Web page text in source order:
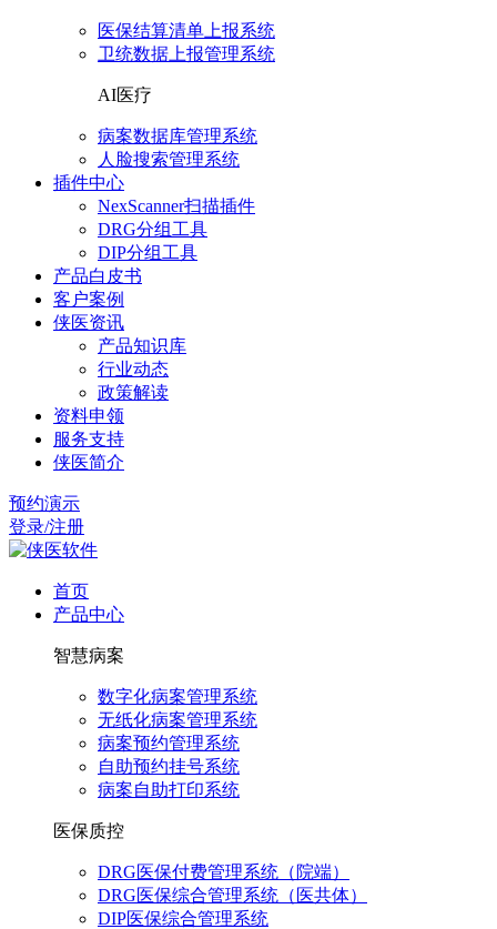
医保结算清单上报系统
卫统数据上报管理系统
AI医疗
病案数据库管理系统
人脸搜索管理系统
插件中心
NexScanner扫描插件
DRG分组工具
DIP分组工具
产品白皮书
客户案例
侠医资讯
产品知识库
行业动态
政策解读
资料申领
服务支持
侠医简介
预约演示
登录/注册
首页
产品中心
智慧病案
数字化病案管理系统
无纸化病案管理系统
病案预约管理系统
自助预约挂号系统
病案自助打印系统
医保质控
DRG医保付费管理系统（院端）
DRG医保综合管理系统（医共体）
DIP医保综合管理系统